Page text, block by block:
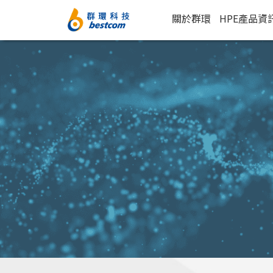
關於群環 HPE產品資